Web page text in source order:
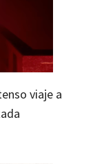
viaje a